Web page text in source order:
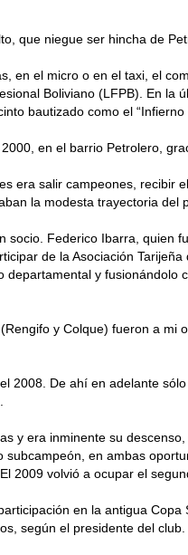
que niegue ser hincha de
en el micro o en el taxi, el
Boliviano (LFPB). En
bautizado como el “Infierno
en el barrio Petrolero,
era salir campeones,
la modesta trayectoria del
socio. Federico Ibarra,
de la Asociación
y
y Colque) fueron a
2008. De ahí en adelante
y era inminente su
en ambas
2009 volvió a ocupar el
en la antigua
según el presidente del club.